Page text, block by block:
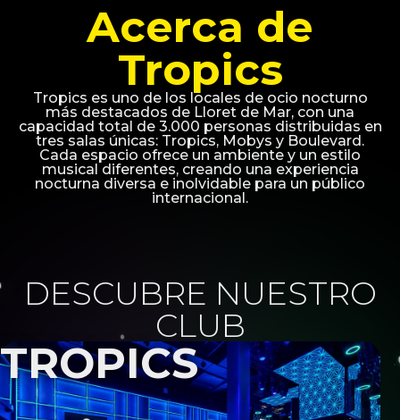
Acerca de
Tropics
Tropics es uno de los locales de ocio nocturno
más destacados de Lloret de Mar, con una
capacidad total de 3.000 personas distribuidas en
tres salas únicas: Tropics, Mobys y Boulevard.
Cada espacio ofrece un ambiente y un estilo
musical diferentes, creando una experiencia
nocturna diversa e inolvidable para un público
internacional.
DESCUBRE NUESTRO
CLUB
TROPICS